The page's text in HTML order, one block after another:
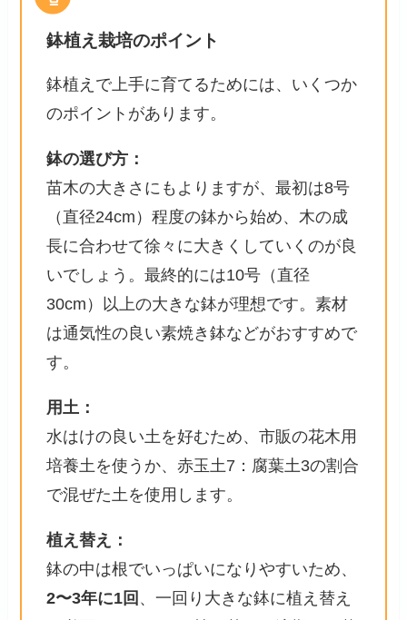
鉢植え栽培のポイント
鉢植えで上手に育てるためには、いくつか
のポイントがあります。
鉢の選び方：
苗木の大きさにもよりますが、最初は8号
（直径24cm）程度の鉢から始め、木の成
長に合わせて徐々に大きくしていくのが良
いでしょう。最終的には10号（直径
30cm）以上の大きな鉢が理想です。素材
は通気性の良い素焼き鉢などがおすすめで
す。
用土：
水はけの良い土を好むため、市販の花木用
培養土を使うか、赤玉土7：腐葉土3の割合
で混ぜた土を使用します。
植え替え：
鉢の中は根でいっぱいになりやすいため、
2〜3年に1回 、一回り大きな鉢に植え替え